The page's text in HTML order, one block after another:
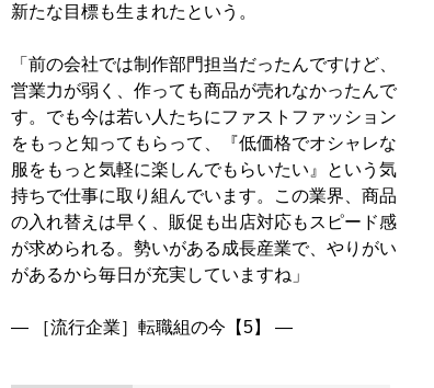
新たな目標も生まれたという。
「前の会社では制作部門担当だったんですけど、
営業力が弱く、作っても商品が売れなかったんで
す。でも今は若い人たちにファストファッション
をもっと知ってもらって、『低価格でオシャレな
服をもっと気軽に楽しんでもらいたい』という気
持ちで仕事に取り組んでいます。この業界、商品
の入れ替えは早く、販促も出店対応もスピード感
が求められる。勢いがある成長産業で、やりがい
があるから毎日が充実していますね」